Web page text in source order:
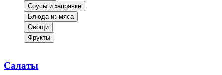
Соусы и заправки
Блюда из мяса
Овощи
Фрукты
Салаты